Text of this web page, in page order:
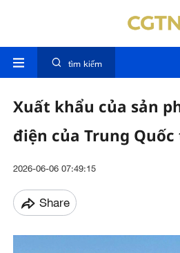
tìm kiếm
Xuất khẩu của sản
điện của Trung Quốc
2026-06-06 07:49:15
Share